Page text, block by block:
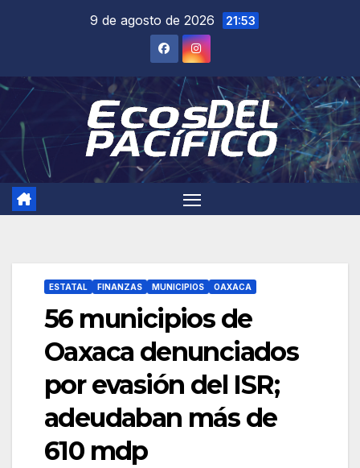
9 de agosto de 2026 21:53
ESTATAL FINANZAS MUNICIPIOS OAXACA
56 municipios de
Oaxaca denunciados
por evasión del ISR;
adeudaban más de
610 mdp